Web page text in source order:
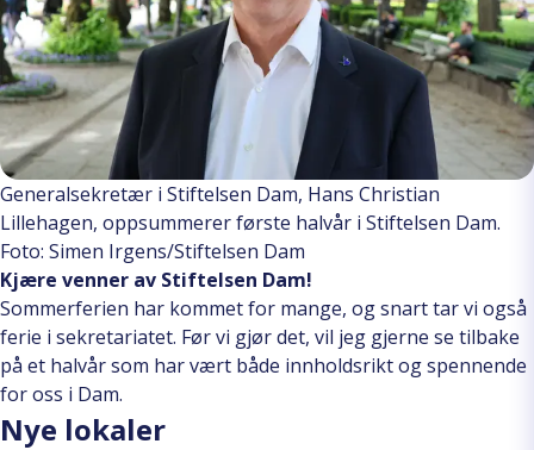
Generalsekretær i Stiftelsen Dam, Hans Christian
Lillehagen, oppsummerer første halvår i Stiftelsen Dam.
Foto: Simen Irgens/Stiftelsen Dam
Kjære venner av Stiftelsen Dam!
Sommerferien har kommet for mange, og snart tar vi også
ferie i sekretariatet. Før vi gjør det, vil jeg gjerne se tilbake
på et halvår som har vært både innholdsrikt og spennende
for oss i Dam.
Nye lokaler